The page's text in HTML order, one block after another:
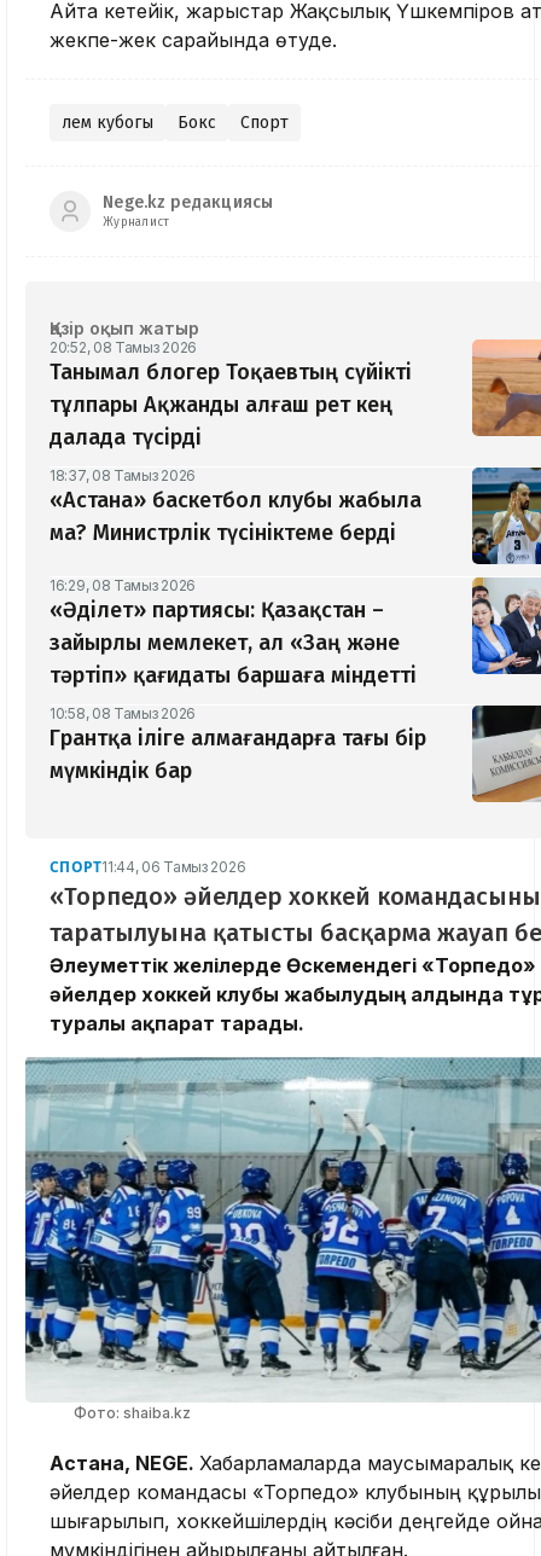
Айта кетейік, жарыстар Жақсылық Үшкемпіров
жекпе-жек сарайында өтуде.
әлем кубогы Бокс Спорт
Nege.kz редакциясы
Журналист
Қазір оқып жатыр
20:52, 08 Тамыз 2026
Танымал блогер Тоқаевтың сүйікті
тұлпары Ақжанды алғаш рет кең
далада түсірді
18:37, 08 Тамыз 2026
«Астана» баскетбол клубы жабыла
ма? Министрлік түсініктеме берді
16:29, 08 Тамыз 2026
«Әділет» партиясы: Қазақстан –
зайырлы мемлекет, ал «Заң және
тәртіп» қағидаты баршаға міндетті
10:58, 08 Тамыз 2026
Грантқа іліге алмағандарға тағы бір
мүмкіндік бар
СПОРТ11:44, 06 Тамыз 2026
«Торпедо» әйелдер хоккей
таратылуына қатысты басқарма жауап
Әлеуметтік желілерде Өскемендегі «Торпедо»
әйелдер хоккей клубы жабылудың алдында
туралы ақпарат тарады.
Фото: shaiba.kz
Астана, NEGE. Хабарламаларда маусымаралық
әйелдер командасы «Торпедо» клубының
шығарылып, хоккейшілердің кәсіби деңгейде
мүмкіндігінен айырылғаны айтылған.